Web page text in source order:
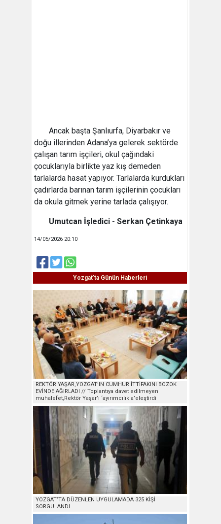
Ancak başta Şanlıurfa, Diyarbakır ve
doğu illerinden Adana’ya gelerek sektörde
çalışan tarım işçileri, okul çağındaki
çocuklarıyla birlikte yaz kış demeden
tarlalarda hasat yapıyor. Tarlalarda kurdukları
çadırlarda barınan tarım işçilerinin çocukları
da okula gitmek yerine tarlada çalışıyor.
Umutcan İşledici - Serkan Çetinkaya
14/05/2026 20:10
Yozgat'ta Günün Haberleri
REKTÖR YAŞAR,YOZGAT’IN CUMHUR İTTİFAKINI BOZOK
EVİNDE AĞIRLADI // Toplantıya davet edilmeyen
muhalefet,Rektör Yaşar’ı ‘ayırımcılıkla’eleştirdi
YOZGAT’TA DÜZENLEN UYGULAMADA 325 KİŞİ
SORGULANDI